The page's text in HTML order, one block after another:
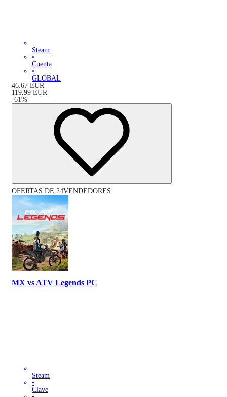
Steam
•
Cuenta
•
GLOBAL
46.67 EUR
119.99 EUR
-61%
OFERTAS DE 24VENDEDORES
MX vs ATV Legends PC
Steam
•
Clave